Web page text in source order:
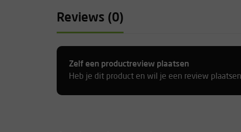
Reviews (0)
Zelf een productreview plaatsen
Heb je dit product en wil je een review